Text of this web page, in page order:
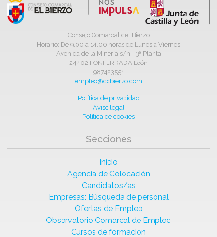
Consejo Comarcal del Bierzo
Horario: De 9,00 a 14,00 horas de Lunes a Viernes
Avenida de la Minería s/n - 3ª Planta
24402 PONFERRADA León
987423551
empleo@ccbierzo.com
Política de privacidad
Aviso legal
Política de cookies
Secciones
Inicio
Agencia de Colocación
Candidatos/as
Empresas: Búsqueda de personal
Ofertas de Empleo
Observatorio Comarcal de Empleo
Cursos de formación